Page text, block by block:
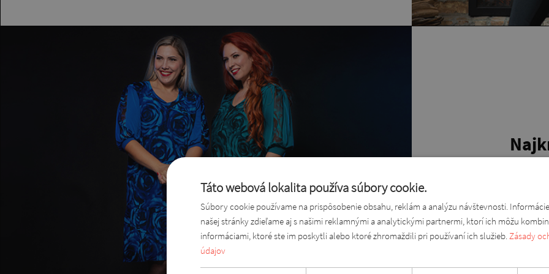
Táto webová lokalita používa súbory cookie.
Súbory cookie používame na prispôsobenie obsahu, reklám a analýzu návštevnosti.
našej stránky zdieľame aj s našimi reklamnými a analytickými partnermi, ktorí ich môžu
informáciami, ktoré ste im poskytli alebo ktoré zhromaždili pri používaní ich služieb.Zásady
údajov